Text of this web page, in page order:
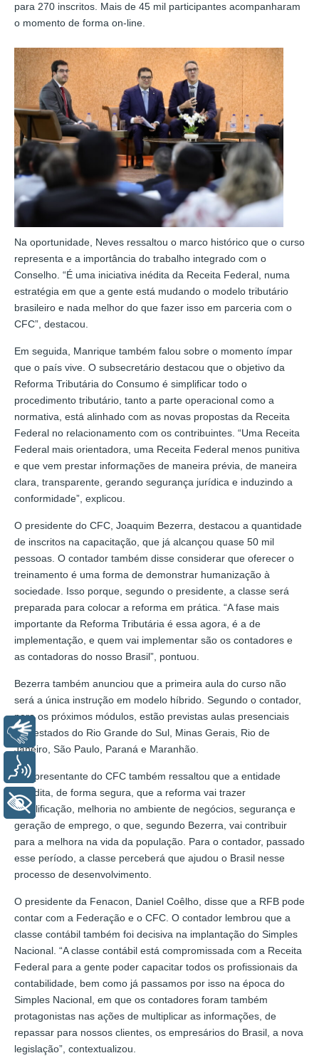
para 270 inscritos. Mais de 45 mil participantes acompanharam
o momento de forma on-line.
Na oportunidade, Neves ressaltou o marco histórico que o curso
representa e a importância do trabalho integrado com o
Conselho. “É uma iniciativa inédita da Receita Federal, numa
estratégia em que a gente está mudando o modelo tributário
brasileiro e nada melhor do que fazer isso em parceria com o
CFC”, destacou.
Em seguida, Manrique também falou sobre o momento ímpar
que o país vive. O subsecretário destacou que o objetivo da
Reforma Tributária do Consumo é simplificar todo o
procedimento tributário, tanto a parte operacional como a
normativa, está alinhado com as novas propostas da Receita
Federal no relacionamento com os contribuintes. “Uma Receita
Federal mais orientadora, uma Receita Federal menos punitiva
e que vem prestar informações de maneira prévia, de maneira
clara, transparente, gerando segurança jurídica e induzindo a
conformidade”, explicou.
O presidente do CFC, Joaquim Bezerra, destacou a quantidade
de inscritos na capacitação, que já alcançou quase 50 mil
pessoas. O contador também disse considerar que oferecer o
treinamento é uma forma de demonstrar humanização à
sociedade. Isso porque, segundo o presidente, a classe será
preparada para colocar a reforma em prática. “A fase mais
importante da Reforma Tributária é essa agora, é a de
implementação, e quem vai implementar são os contadores e
as contadoras do nosso Brasil”, pontuou.
Bezerra também anunciou que a primeira aula do curso não
será a única instrução em modelo híbrido. Segundo o contador,
para os próximos módulos, estão previstas aulas presenciais
nos estados do Rio Grande do Sul, Minas Gerais, Rio de
Janeiro, São Paulo, Paraná e Maranhão.
O representante do CFC também ressaltou que a entidade
acredita, de forma segura, que a reforma vai trazer
simplificação, melhoria no ambiente de negócios, segurança e
geração de emprego, o que, segundo Bezerra, vai contribuir
para a melhora na vida da população. Para o contador, passado
esse período, a classe perceberá que ajudou o Brasil nesse
processo de desenvolvimento.
O presidente da Fenacon, Daniel Coêlho, disse que a RFB pode
contar com a Federação e o CFC. O contador lembrou que a
classe contábil também foi decisiva na implantação do Simples
Nacional. “A classe contábil está compromissada com a Receita
Federal para a gente poder capacitar todos os profissionais da
contabilidade, bem como já passamos por isso na época do
Simples Nacional, em que os contadores foram também
protagonistas nas ações de multiplicar as informações, de
repassar para nossos clientes, os empresários do Brasil, a nova
legislação”, contextualizou.
Libras
+ Acessibilidade